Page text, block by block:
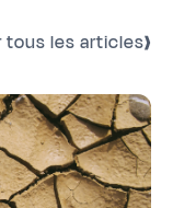
tous les articles